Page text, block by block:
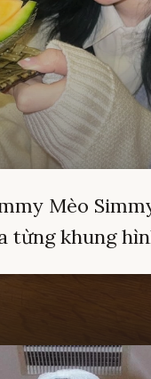
Mèo
từng khung
hocsinhgioi.vn/meo-